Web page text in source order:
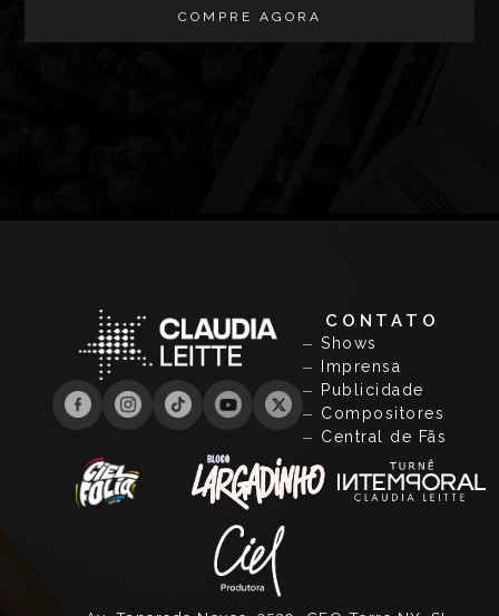
COMPRE AGORA
CONTATO
Shows
Imprensa
Publicidade
Compositores
Central de Fãs